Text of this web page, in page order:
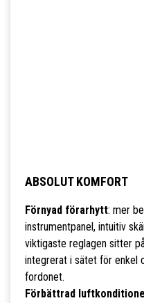
ABSOLUT KOMFORT
Förnyad förarhytt: mer
instrumentpanel, intuitiv
viktigaste reglagen sitter
integrerat i sätet för enkel
fordonet.
Förbättrad